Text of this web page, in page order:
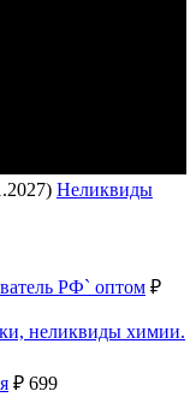
Неликвиды
РФ` оптом ₽
неликвиды химии.
₽ 699